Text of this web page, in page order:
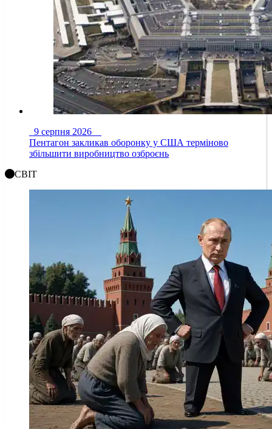
9 серпня 2026
Пентагон закликав оборонку у США терміново
збільшити виробництво озброєнь
СВІТ